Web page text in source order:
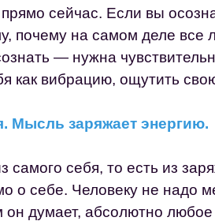
прямо сейчас. Если вы
почему на самом деле все
— нужна
как вибрацию, ощутить
Мысль заряжает энергию.
самого себя, то есть из
о себе. Человеку не надо
он думает, абсолютно